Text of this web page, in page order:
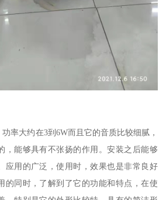
率大约在3到6W而且它的音质比较细腻，
，能够具有不张扬的作用。安装之后能够
应用的广泛，使用时，效果也是非常良好
的同时，了解到了它的功能和特点，在使